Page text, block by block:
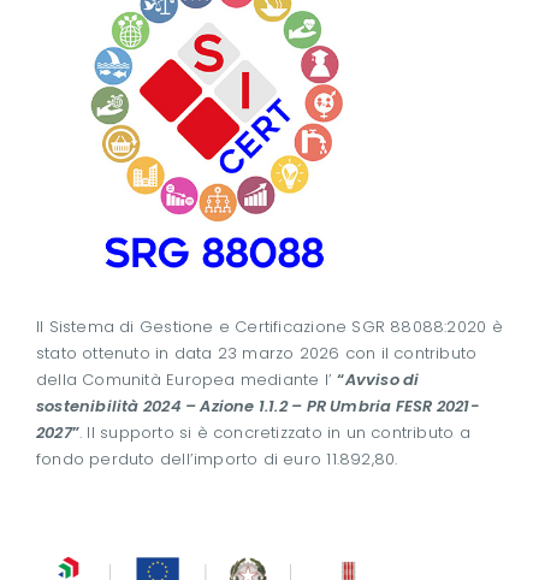
Il Sistema di Gestione e Certificazione SGR 88088:2020 è
stato ottenuto in data 23 marzo 2026 con il contributo
della Comunità Europea mediante l’“Avviso di
sostenibilità 2024 – Azione 1.1.2 – PR Umbria FESR 2021-
2027”. Il supporto si è concretizzato in un contributo a
fondo perduto dell’importo di euro 11.892,80.